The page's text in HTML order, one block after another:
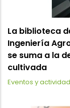
La biblioteca
Ingeniería
se suma a la
cultivada
Eventos y